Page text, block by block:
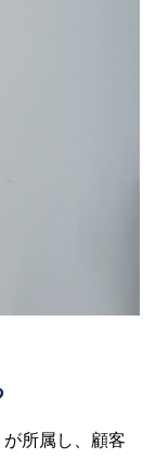
所属し、顧客